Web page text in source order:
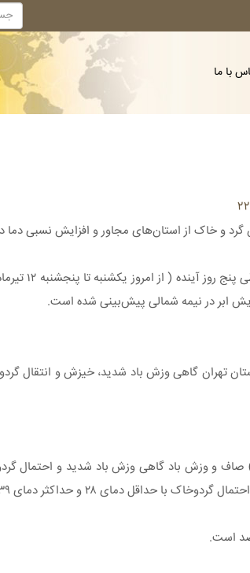
با ما
و خاک از استان‌های مجاور و افزایش نسبی دما
به گزارش
ابر در نیمه شمالی پیش‌بینی شده است.
تهران گاهی وزش باد شدید، خیزش و انتقال